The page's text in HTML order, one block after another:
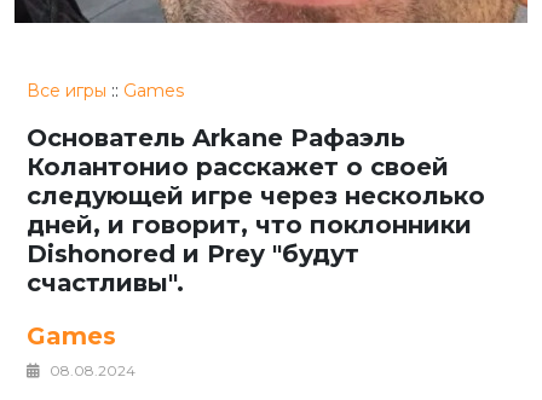
Все игры :: Games
Основатель Arkane Рафаэль
Колантонио расскажет о своей
следующей игре через несколько
дней, и говорит, что поклонники
Dishonored и Prey "будут
счастливы".
Games
08.08.2024